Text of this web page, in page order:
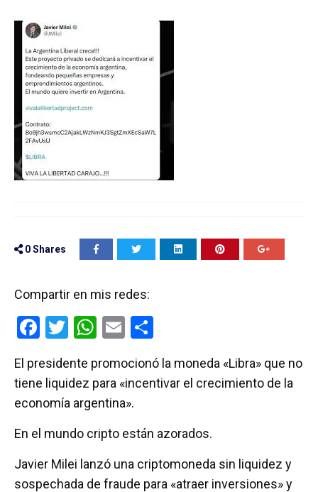
0Shares
Compartir en mis redes:
F
ce
b
o
k
T
tt
er
W
at
s
p
p
E
ail m
p
tir
El presidente promocionó la moneda «Libra» que no
tiene liquidez para «incentivar el crecimiento de la
economía argentina».
En el mundo cripto están azorados.
Javier Milei lanzó una criptomoneda sin liquidez y
sospechada de fraude para «atraer inversiones» y